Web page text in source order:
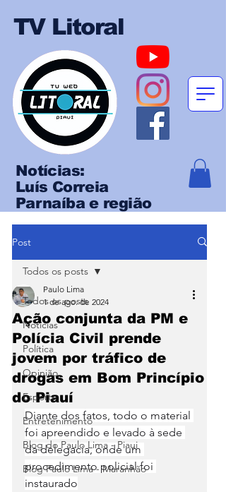
TV Litoral
Notícias:
Luís Correia
Parnaíba e região
Post
Todos os posts
Notícias
Política
Opinião
Esporte
Entretenimento
Blog do Paulo Lima - Piaui
Blog Paulo Lima - Maranhão
Todos os posts
Ação conjunta da PM e
Polícia Civil prende
jovem por tráfico de
drogas em Bom Princípio
do Piauí
Paulo Lima
1 de ago. de 2024
Diante dos fatos, todo o material
foi apreendido e levado à sede
da delegacia, onde um
procedimento policial foi
instaurado